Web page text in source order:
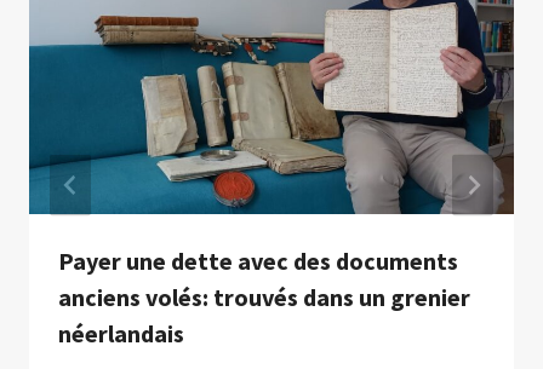
Payer une dette avec des documents
anciens volés: trouvés dans un grenier
néerlandais